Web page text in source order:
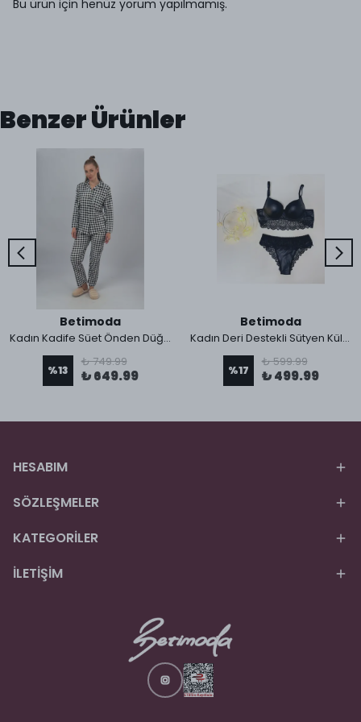
Bu ürün için henüz yorum yapılmamış.
Benzer Ürünler
Betimoda
Kadın Kadife Süet Önden Düğmeli Cepli Kışlık Sıcak Tutan Lastikli Bel Pijama Takımı
%13
₺ 749.99
₺ 649.99
Betimoda
Kadın Deri Destekli Sütyen Külot İç Çamaşırı Takımı
%17
₺ 599.99
₺ 499.99
HESABIM
SÖZLEŞMELER
KATEGORİLER
İLETİŞİM